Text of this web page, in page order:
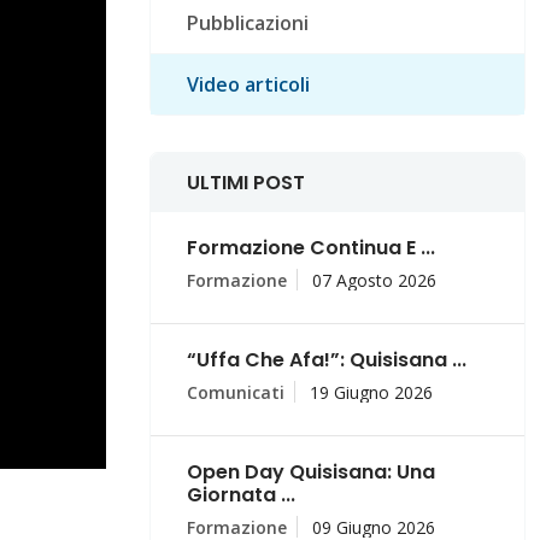
Pubblicazioni
Video articoli
ULTIMI POST
Formazione Continua E ...
Formazione 07 Agosto 2026
“Uffa Che Afa!”: Quisisana ...
Comunicati 19 Giugno 2026
Open Day Quisisana: Una
Giornata ...
Formazione 09 Giugno 2026